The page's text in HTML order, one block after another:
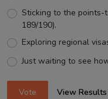
Sticking to the points-
189/190).
Exploring regional
Just waiting to see
Vote View Results